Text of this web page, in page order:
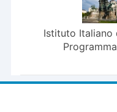
Istituto Italiano